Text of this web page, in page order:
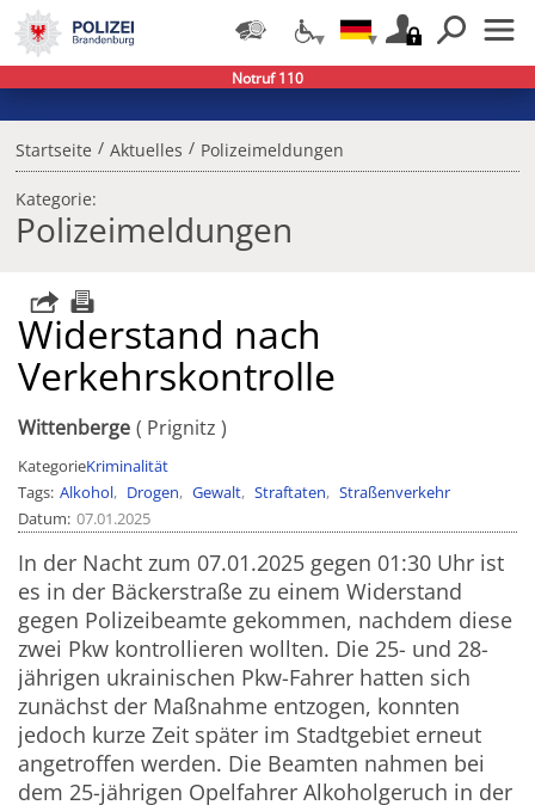
Startseite / Aktuelles / Polizeimeldungen
Kategorie:
Polizeimeldungen
Widerstand nach
Verkehrskontrolle
Wittenberge Prignitz
KategorieKriminalität
Tags Alkohol Drogen Gewalt Straftaten
Straßenverkehr
Datum 07.01.2025
In der Nacht zum 07.01.2025 gegen 01:30 Uhr ist
es in der Bäckerstraße zu einem Widerstand
gegen Polizeibeamte gekommen, nachdem diese
zwei Pkw kontrollieren wollten. Die 25- und 28-
jährigen ukrainischen Pkw-Fahrer hatten sich
zunächst der Maßnahme entzogen, konnten
jedoch kurze Zeit später im Stadtgebiet erneut
angetroffen werden. Die Beamten nahmen bei
dem 25-jährigen Opelfahrer Alkoholgeruch in der
Notruf 110